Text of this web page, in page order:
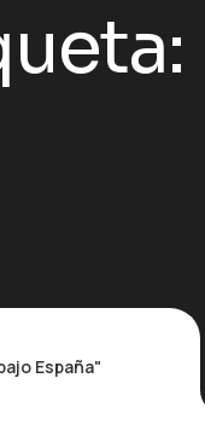
España"